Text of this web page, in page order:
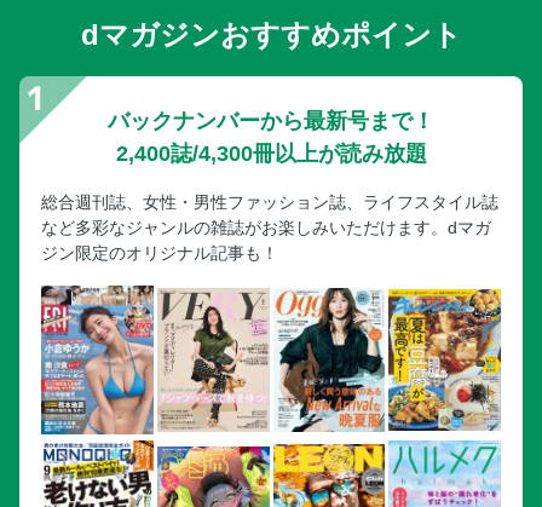
dマガジンおすすめポイント
バックナンバーから最新号まで！
2,400誌/4,300冊以上が読み放題
総合週刊誌、女性・男性ファッション誌、ライフスタイル誌
など多彩なジャンルの雑誌がお楽しみいただけます。dマガ
ジン限定のオリジナル記事も！